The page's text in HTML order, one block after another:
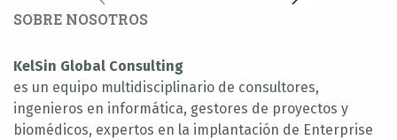
SOBRE NOSOTROS
KelSin Global Consulting
es un equipo multidisciplinario de consultores,
ingenieros en informática, gestores de proyectos y
biomédicos, expertos en la implantación de Enterprise